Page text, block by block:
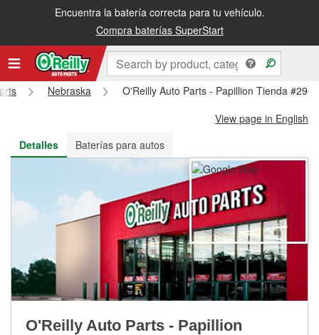
Encuentra la batería correcta para tu vehículo.
Compra baterías SuperStart
Recibe tu orden gratis al día siguiente o recógela en la tienda
Nebraska
O'Reilly Auto Parts - Papillion Tienda #296
View page in English
Detalles
Baterías para autos
O'Reilly Auto Parts - Papillion